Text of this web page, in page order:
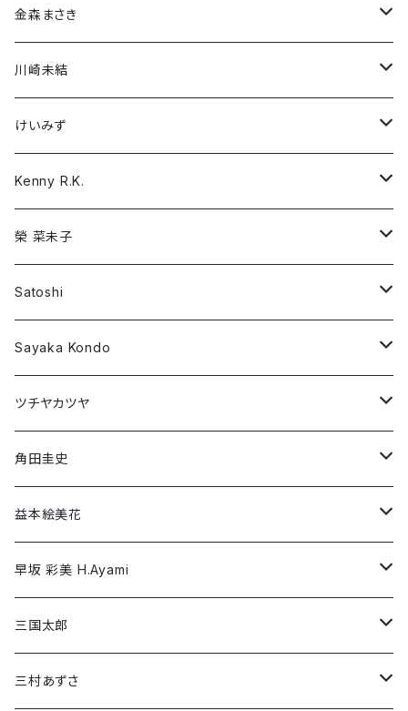
Kenny R.K.
榮 菜未子
Satoshi
Sayaka Kondo
ツチヤカツヤ
角田圭史
益本絵美花
早坂 彩美 H.Ayami
三国太郎
三村あずさ
Yuri SEKI
YOKO FUNAHASHI
REI INABA / 稲葉 怜
「Why Fight?」
「NEO(n) BIRTH -awake-」
「戦場で…」
第1弾コラボ
「Boys, don’t cry」
「Girls, don't cry」
Francesca Furian
Gail Bach
Hallie Lederer
Nathaniel Thompson
Preston Trombly
Robin Dann
William Patterson
Wujian Wang
Long Sleeve T-shirt
Short Sleeve T-shirt
Long Sleeve T-shirt
金森まさき
Short Sleeve T-shirt
Long Sleeve T-shirt
川崎未結
Short Sleeve T-shirt
Long Sleeve T-shirt
けいみず
Short Sleeve T-shirt
Long Sleeve T-shirt
Kenny R.K.
Short Sleeve T-shirt
Long Sleeve T-shirt
榮 菜未子
Short Sleeve T-shirt
Long Sleeve T-shirt
Satoshi
Short Sleeve T-shirt
Long Sleeve T-shirt
Sayaka Kondo
Short Sleeve T-shirt
Long Sleeve T-shirt
ツチヤカツヤ
Short Sleeve T-shirt
Long Sleeve T-shirt
角田圭史
Short Sleeve T-shirt
Long Sleeve T-shirt
益本絵美花
Short Sleeve T-shirt
Long Sleeve T-shirt
早坂 彩美 H.Ayami
Short Sleeve T-shirt
Long Sleeve T-shirt
三国太郎
Short Sleeve T-shirt
三村あずさ